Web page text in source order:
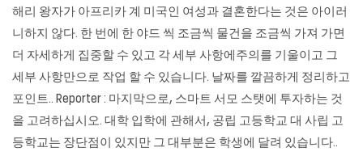
해리 왕자가 아프리카 계 미국인 여성과 결혼한다는 것은 아이러
니하지 않다. 한 번에 한 야드 씩 조금씩 물건을 조금씩 가져 가면
더 자세하게 집중할 수 있고 각 세부 사항에주의를 기울이고 그
세부 사항만으로 작업 할 수 있습니다. 날짜를 깔끔하게 정리하고
포인트.. Reporter : 마지막으로, 스마트 서모 스탯에 투자하는 것
을 고려하십시오. 대학 입학에 관해서, 공립 고등학교 대 사립 고
등학교는 장단점이 있지만 그 대부분은 학생에 달려 있습니다..